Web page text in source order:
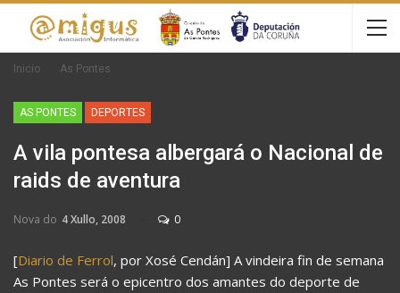
Inicio As Pontes
AS PONTES DEPORTES
A vila pontesa albergará o Nacional de
raids de aventura
Nova do 4 Xullo, 2008 0
[Diario de Ferrol, por Xosé Cendán] A vindeira fin de semana
As Pontes será o epicentro dos amantes do deporte de